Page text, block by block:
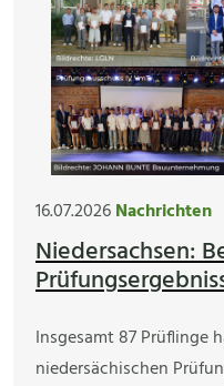
16.07.2026Nachrichten
Niedersachsen:
Insgesamt 87 Prüflinge
niedersächischen